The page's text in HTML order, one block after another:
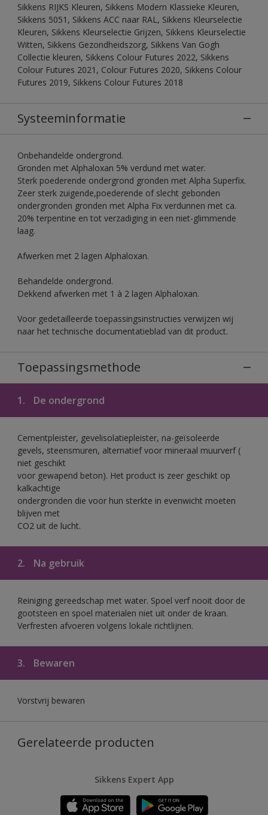
Sikkens RIJKS Kleuren, Sikkens Modern Klassieke Kleuren,
Sikkens 5051, Sikkens ACC naar RAL, Sikkens Kleurselectie
Kleuren, Sikkens Kleurselectie Grijzen, Sikkens Kleurselectie
Witten, Sikkens Gezondheidszorg, Sikkens Van Gogh
Collectie kleuren, Sikkens Colour Futures 2022, Sikkens
Colour Futures 2021, Colour Futures 2020, Sikkens Colour
Futures 2019, Sikkens Colour Futures 2018
Systeeminformatie
Onbehandelde ondergrond.
Gronden met Alphaloxan 5% verdund met water.
Sterk poederende ondergrond gronden met Alpha Superfix.
Zeer sterk zuigende,poederende of slecht gebonden
ondergronden gronden met Alpha Fix verdunnen met ca.
20% terpentine en tot verzadiging in een niet-glimmende
laag.
Afwerken met 2 lagen Alphaloxan.
Behandelde ondergrond.
Dekkend afwerken met 1 à 2 lagen Alphaloxan.
Voor gedetailleerde toepassingsinstructies verwijzen wij
naar het technische documentatieblad van dit product.
Toepassingsmethode
1. De ondergrond
Cementpleister, gevelisolatiepleister, na-geïsoleerde
gevels, steensmuren, alternatief voor mineraal muurverf (
niet geschikt
voor gewapend beton). Het product is zeer geschikt op
kalkachtige
ondergronden die voor hun sterkte in evenwicht moeten
blijven met
CO2 uit de lucht.
2. Na gebruik
Reiniging gereedschap met water. Spoel verf nooit door de
gootsteen en spoel materialen niet uit onder de kraan.
Verfresten afvoeren volgens lokale richtlijnen.
3. Bewaren
Vorstvrij bewaren
Gerelateerde producten
Sikkens Expert App